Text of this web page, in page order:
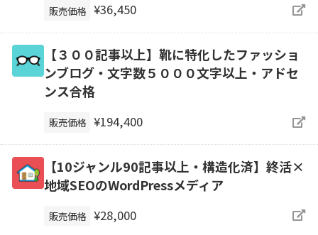
販売価格 ¥36,450
【３００記事以上】靴に特化したファッショ
ンブログ・文字数５０００文字以上・アドセ
ンス合格
販売価格 ¥194,400
【10ジャンル90記事以上・構造化済】終活×
地域SEOのWordPressメディア
販売価格 ¥28,000